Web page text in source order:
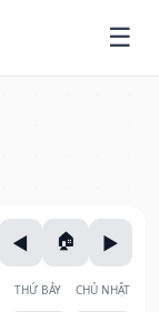
THỨ BẢY CHỦ NHẬT